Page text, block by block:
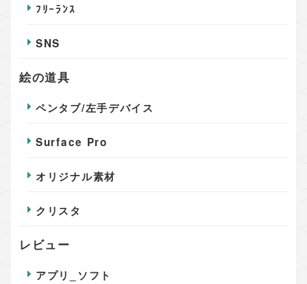
ﾌﾘｰﾗﾝｽ
SNS
絵の道具
ペンタブ/左手デバイス
Surface Pro
オリジナル素材
クリスタ
レビュー
アプリ_ソフト